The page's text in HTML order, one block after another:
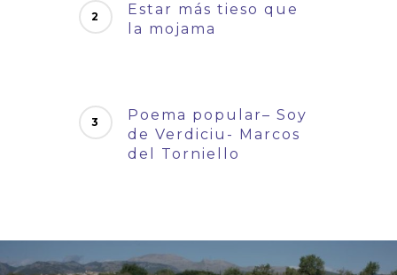
Estar más tieso que
la mojama
Poema popular– Soy
de Verdiciu- Marcos
del Torniello